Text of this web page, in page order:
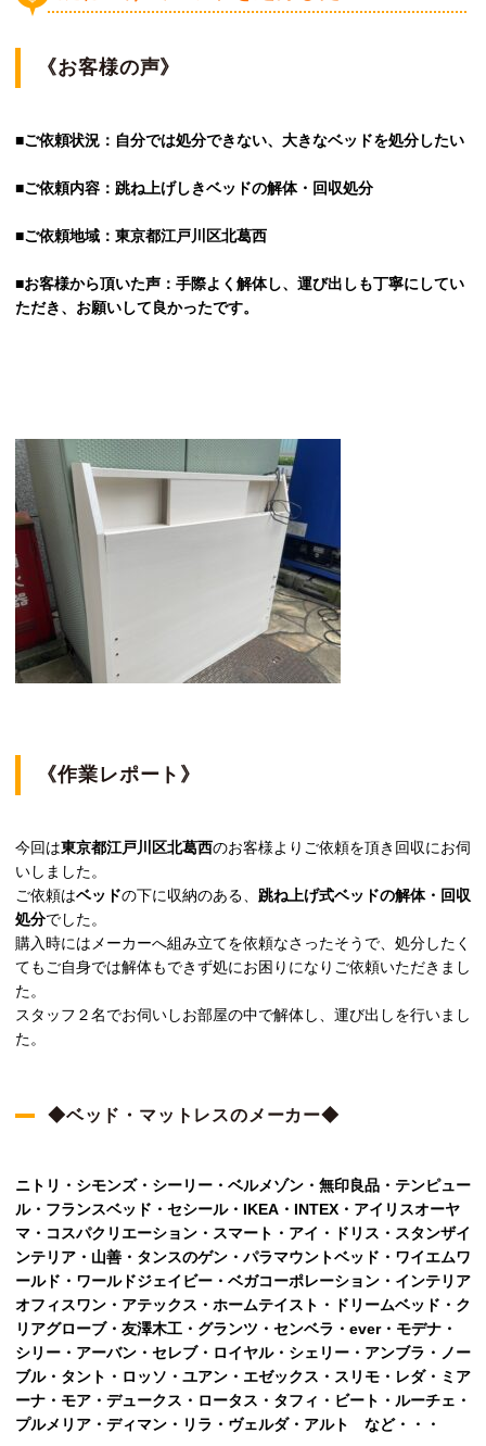
《お客様の声》
■ご依頼状況：自分では処分できない、大きなベッドを処分したい
■ご依頼内容：跳ね上げしきベッドの解体・回収処分
■ご依頼地域：東京都江戸川区北葛西
■お客様から頂いた声：手際よく解体し、運び出しも丁寧にしてい
ただき、お願いして良かったです。
《作業レポート》
今回は東京都江戸川区北葛西のお客様よりご依頼を頂き回収にお伺
いしました。
ご依頼はベッドの下に収納のある、 跳ね上げ式ベッドの解体・回収
処分でした。
購入時にはメーカーへ組み立てを依頼なさったそうで、処分したく
てもご自身では解体もできず処にお困りになりご依頼いただきまし
た。
スタッフ２名でお伺いしお部屋の中で解体し、運び出しを行いまし
た。
◆ベッド・マットレスのメーカー◆
ニトリ・シモンズ・シーリー・ベルメゾン・無印良品・テンピュー
ル・フランスベッド・セシール・IKEA・INTEX・アイリスオーヤ
マ・コスパクリエーション・スマート・アイ・ドリス・スタンザイ
ンテリア・山善・タンスのゲン・パラマウントベッド・ワイエムワ
ールド・ワールドジェイビー・ベガコーポレーション・インテリア
オフィスワン・アテックス・ホームテイスト・ドリームベッド・ク
リアグローブ・友澤木工・グランツ・センベラ・ever・モデナ・
シリー・アーバン・セレブ・ロイヤル・シェリー・アンブラ・ノー
ブル・タント・ロッソ・ユアン・エゼックス・スリモ・レダ・ミア
ーナ・モア・デュークス・ロータス・タフィ・ビート・ルーチェ・
プルメリア・ディマン・リラ・ヴェルダ・アルト など・・・